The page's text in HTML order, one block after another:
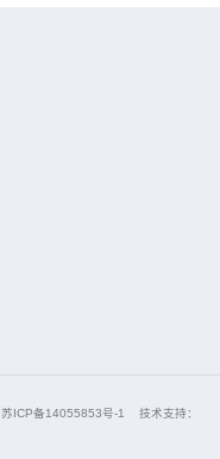
苏ICP备14055853号-1
技术支持：